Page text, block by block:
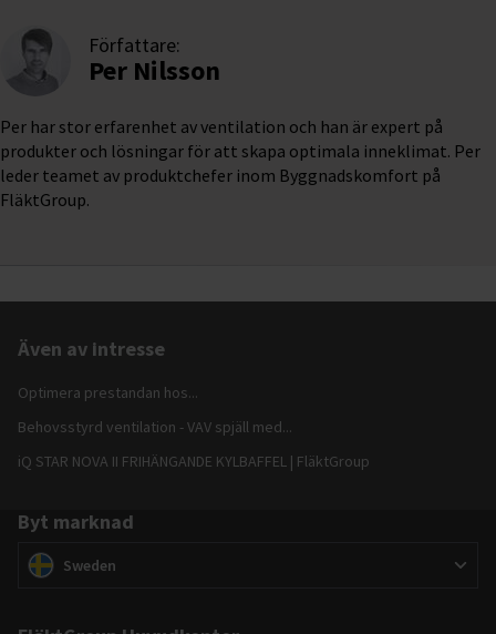
Författare:
Per Nilsson
Per har stor erfarenhet av ventilation och han är expert på
produkter och lösningar för att skapa optimala inneklimat. Per
leder teamet av produktchefer inom Byggnadskomfort på
FläktGroup.
Även av intresse
Optimera prestandan hos...
Behovsstyrd ventilation - VAV spjäll med...
iQ STAR NOVA II FRIHÄNGANDE KYLBAFFEL | FläktGroup
Byt marknad
Byt marknad
(Sweden